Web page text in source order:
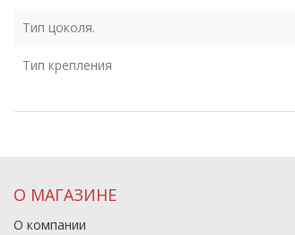
Тип цоколя.
Тип крепления
О МАГАЗИНЕ
О компании